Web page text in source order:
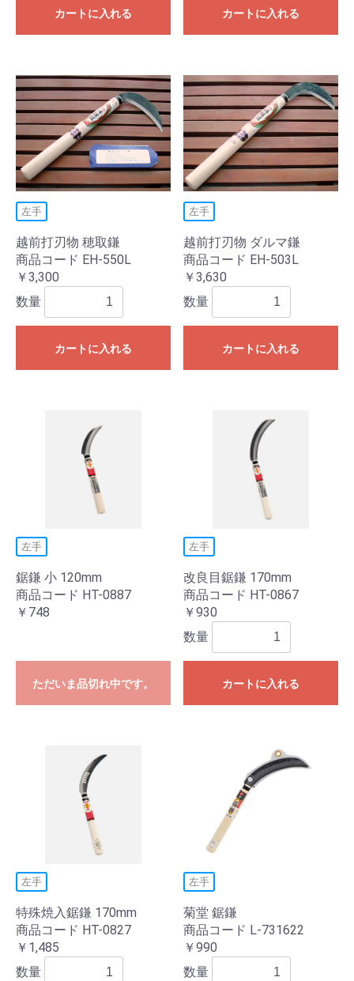
カートに入れる カートに入れる
左手
越前打刃物 穂取鎌
商品コード EH-550L
￥3,300
数量
カートに入れる
左手
越前打刃物 ダルマ鎌
商品コード EH-503L
￥3,630
数量
カートに入れる
左手
鋸鎌 小 120mm
商品コード HT-0887
￥748
ただいま品切れ中です。
左手
改良目鋸鎌 170mm
商品コード HT-0867
￥930
数量
カートに入れる
左手
特殊焼入鋸鎌 170mm
商品コード HT-0827
￥1,485
数量
左手
菊堂 鋸鎌
商品コード L-731622
￥990
数量